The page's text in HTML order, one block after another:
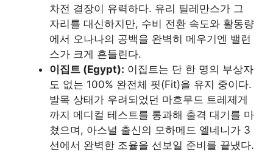
차전 결장이 유력하다. 유리 틸레만스가 그
자리를 대신하지만, 수비 전환 속도와 활동량
에서 오나나의 공백을 완벽히 메우기엔 밸런
스가 크게 흔들린다.
이집트 (Egypt): 이집트는 단 한 명의 부상자
도 없는 100% 완전체 핏(Fit)을 유지 중이다.
발목 상태가 우려되었던 마흐무드 트레제게
까지 메디컬 테스트를 통과해 출격 대기를 마
쳤으며, 아스널 출신의 모하메드 엘네니가 3
선에서 완벽한 조율을 선보일 준비를 끝냈다.